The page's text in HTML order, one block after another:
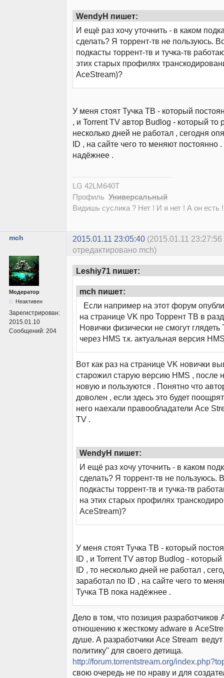
WendyH пишет:
И ещё раз хочу уточнить - в каком
сделать? Я торрент-тв не пользуюсь.
подкасты торрент-тв и тучка-тв
этих старых профилях
AceStream)?
У меня стоят Тучка ТВ - который
, и Torrent TV автор Budlog - который то
несколько дней не работал , сегодня
ID , на сайте чего то меняют постоянно
надёжнее .
LG 42LM640T
Профиль Универсальный
Видишь суслика ? Нет ! И я нет ! А он есть
mch 2015.01.11 23:05:40 (2015.01.11 23:27:56
отредактировано mch)
Модератор
Неактивен
Зарегистрирован:
2015.01.10
Сообщений: 204
Leshiy71 пишет:
mch пишет:
Если например на этот форум
на странице VK про Торрент ТВ в
Новички физически не смогут
через HMS т.к. актуальная версия
Вот как раз на странице VK новички
старожил старую версию HMS , после
новую и пользуются . Понятно что
доволен , если здесь это будет
него наехали правообладатели Ace
TV .
WendyH пишет:
И ещё раз хочу уточнить - в каком
сделать? Я торрент-тв не пользуюсь.
подкасты торрент-тв и тучка-тв
на этих старых профилях
AceStream)?
У меня стоят Тучка ТВ - который
ID , и Torrent TV автор Budlog - который
ID , то несколько дней не работал ,
заработал по ID , на сайте чего то
Тучка ТВ пока надёжнее .
Дело в том, что позиция разработчиков
отношению к жесткому adware в
душе. А разработчики Ace Stream
политику" для своего детища.
http://forum.torrentstream.org/
свою очередь не по нраву и для